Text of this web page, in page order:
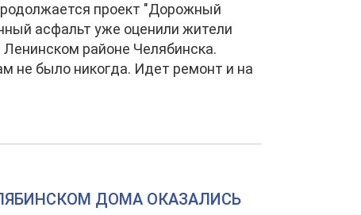
проект "Дорожный
асфальт уже оценили жители
районе Челябинска.
не было никогда. Идет ремонт и на
ДОМА ОКАЗАЛИСЬ